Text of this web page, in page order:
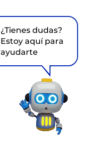
¿Tienes dudas?
Estoy aquí para
ayudarte